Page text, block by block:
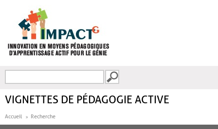
FORMULAIRE DE
VIGNETTES DE PÉDAGOGIE ACTIVE
Accueil Recherche